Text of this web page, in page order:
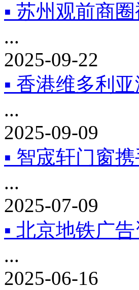
▪ 苏州观前商
...
2025-09-22
▪ 香港维多利
...
2025-09-09
▪ 智宬轩门窗
...
2025-07-09
▪ 北京地铁广
...
2025-06-16